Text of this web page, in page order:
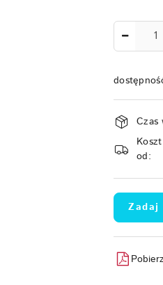
i
Czas
od:
Zadaj